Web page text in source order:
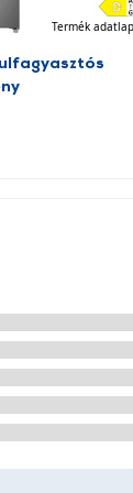
Termék adatlap